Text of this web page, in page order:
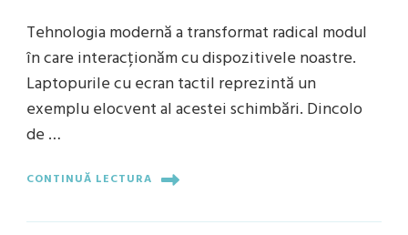
Tehnologia modernă a transformat radical modul
în care interacționăm cu dispozitivele noastre.
Laptopurile cu ecran tactil reprezintă un
exemplu elocvent al acestei schimbări. Dincolo
de …
CONTINUĂ LECTURA